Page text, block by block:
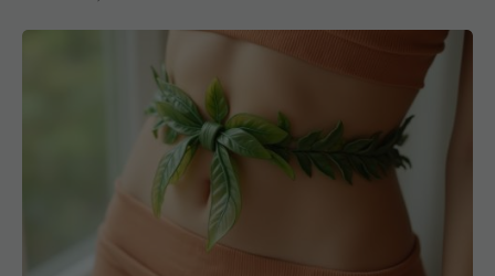
Planta medicinală care te ajută să slăbești. Arde
grăsimile rapid